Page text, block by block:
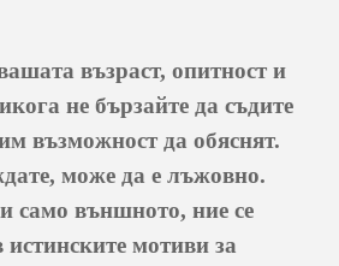
възраст, опитност и
не бързайте да съдите
възможност да обяснят.
може да е лъжовно.
само външното, ние се
мотиви за